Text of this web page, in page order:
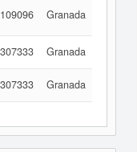
109096 Granada
307333 Granada
307333 Granada